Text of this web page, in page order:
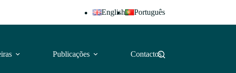
English Português
Publicações Contactos